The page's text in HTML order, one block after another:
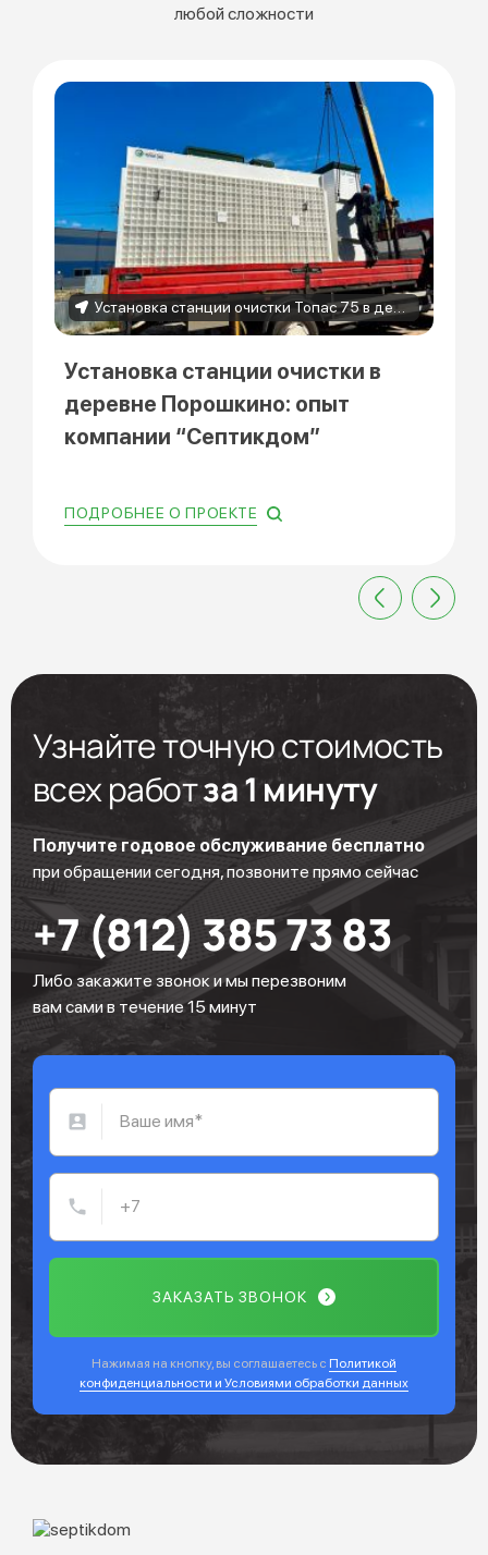
любой сложности
Установка станции очистки Топас 75 в деревне Порошкино
Установка станции очистки в
деревне Порошкино: опыт
компании “Септикдом”
ПОДРОБНЕЕ О ПРОЕКТЕ
Узнайте точную стоимость
всех работза 1 минуту
Получите годовое обслуживание бесплатно
при обращении сегодня, позвоните прямо сейчас
+7 (812) 385 73 83
Либо закажите звонок и мы перезвоним
вам сами в течение 15 минут
ЗАКАЗАТЬ ЗВОНОК
Нажимая на кнопку, вы соглашаетесь с Политикой
конфиденциальности и Условиями обработки данных